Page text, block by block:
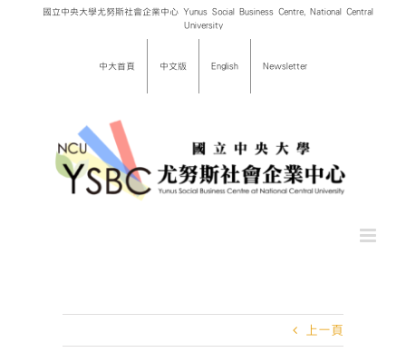
國立中央大學尤努斯社會企業中心 Yunus Social Business Centre, National Central
University
中大首頁 中文版 English Newsletter
上一頁